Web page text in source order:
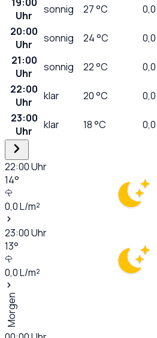
Uhr
sonnig 27°C 0,0
20:00
Uhr
sonnig 24°C 0,0
21:00
Uhr
sonnig 22°C 0,0
22:00
Uhr
klar 20°C 0,0
23:00
Uhr
klar 18°C 0,0
22:00Uhr
14°
0,0L/m²
23:00Uhr
13°
0,0L/m²
Morgen